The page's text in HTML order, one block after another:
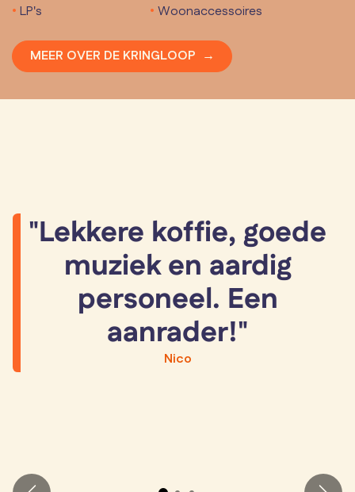
• LP's •Woonaccessoires
MEER OVER DE KRINGLOOP →
"Lekkere koffie, goede
muziek en aardig
personeel. Een
aanrader!"
Nico